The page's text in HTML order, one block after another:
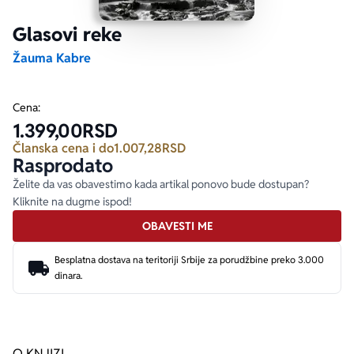
Glasovi reke
Žauma Kabre
Cena:
1.399,00RSD
Članska cena i do1.007,28RSD
Rasprodato
Želite da vas obavestimo kada artikal ponovo bude dostupan?
Kliknite na dugme ispod!
OBAVESTI ME
Besplatna dostava na teritoriji Srbije za porudžbine preko 3.000
dinara.
Ekranizovane knjige
E-knjige
Autori
Poezija
Biografija
Bojan Ljubenović
Milica Jakovljević Mir-Jam
Peter Handke
Elif Šafak